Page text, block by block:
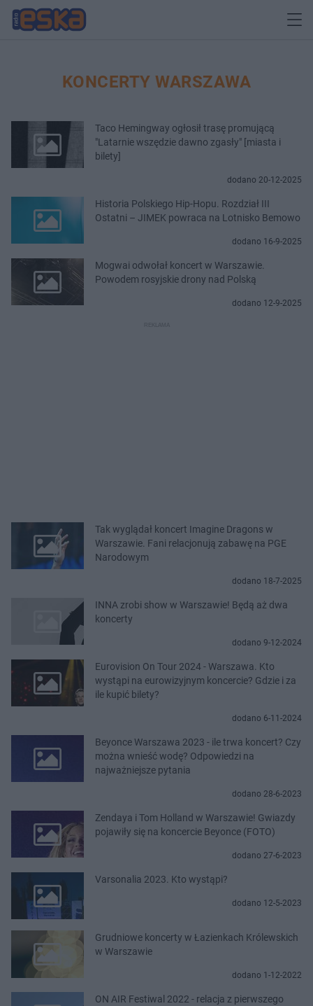
KONCERTY WARSZAWA
Taco Hemingway ogłosił trasę promującą
"Latarnie wszędzie dawno zgasły" [miasta i
bilety]
dodano 20-12-2025
Historia Polskiego Hip-Hopu. Rozdział III
Ostatni – JIMEK powraca na Lotnisko Bemowo
dodano 16-9-2025
Mogwai odwołał koncert w Warszawie.
Powodem rosyjskie drony nad Polską
dodano 12-9-2025
Tak wyglądał koncert Imagine Dragons w
Warszawie. Fani relacjonują zabawę na PGE
Narodowym
dodano 18-7-2025
INNA zrobi show w Warszawie! Będą aż dwa
koncerty
dodano 9-12-2024
Eurovision On Tour 2024 - Warszawa. Kto
wystąpi na eurowizyjnym koncercie? Gdzie i za
ile kupić bilety?
dodano 6-11-2024
Beyonce Warszawa 2023 - ile trwa koncert? Czy
można wnieść wodę? Odpowiedzi na
najważniejsze pytania
dodano 28-6-2023
Zendaya i Tom Holland w Warszawie! Gwiazdy
pojawiły się na koncercie Beyonce (FOTO)
dodano 27-6-2023
Varsonalia 2023. Kto wystąpi?
dodano 12-5-2023
Grudniowe koncerty w Łazienkach Królewskich
w Warszawie
dodano 1-12-2022
ON AIR Festiwal 2022 - relacja z pierwszego